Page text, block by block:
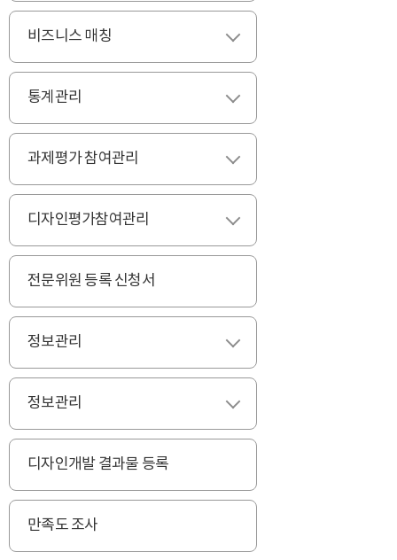
비즈니스 매칭
통계관리
과제평가 참여관리
디자인평가참여관리
전문위원 등록 신청서
정보관리
정보관리
디자인개발 결과물 등록
만족도 조사